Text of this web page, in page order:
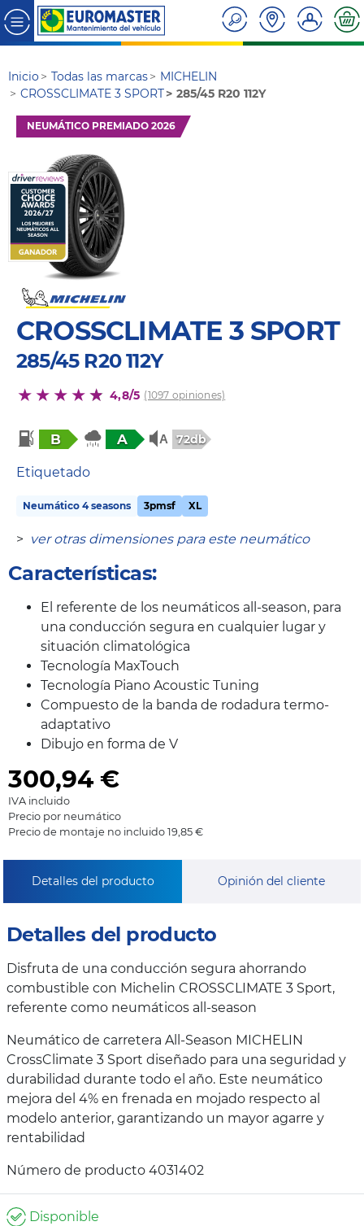
Inicio Todas las marcas
MICHELIN
CROSSCLIMATE 3 SPORT
285/45 R20 112Y
NEUMÁTICO PREMIADO 2026
CROSSCLIMATE 3 SPORT
285/45 R20 112Y
4,8/5 (1097 opiniones)
B A 72db
Etiquetado
Neumático 4 seasons 3pmsf XL
> ver otras dimensiones para este neumático
Características:
El referente de los neumáticos all-season, para
una conducción segura en cualquier lugar y
situación climatológica
Tecnología MaxTouch
Tecnología Piano Acoustic Tuning
Compuesto de la banda de rodadura termo-
adaptativo
Dibujo en forma de V
300,94€
IVA incluido
Precio por neumático
Precio de montaje no incluido 19,85 €
Detalles del producto Opinión del cliente
Detalles del producto
Disfruta de una conducción segura ahorrando
combustible con Michelin CROSSCLIMATE 3 Sport,
referente como neumáticos all-season
Neumático de carretera All-Season MICHELIN
CrossClimate 3 Sport diseñado para una seguridad y
durabilidad durante todo el año. Este neumático
mejora del 4% en frenada en mojado respecto al
modelo anterior, garantizando un mayor agarre y
rentabilidad
Número de producto 4031402
Disponible